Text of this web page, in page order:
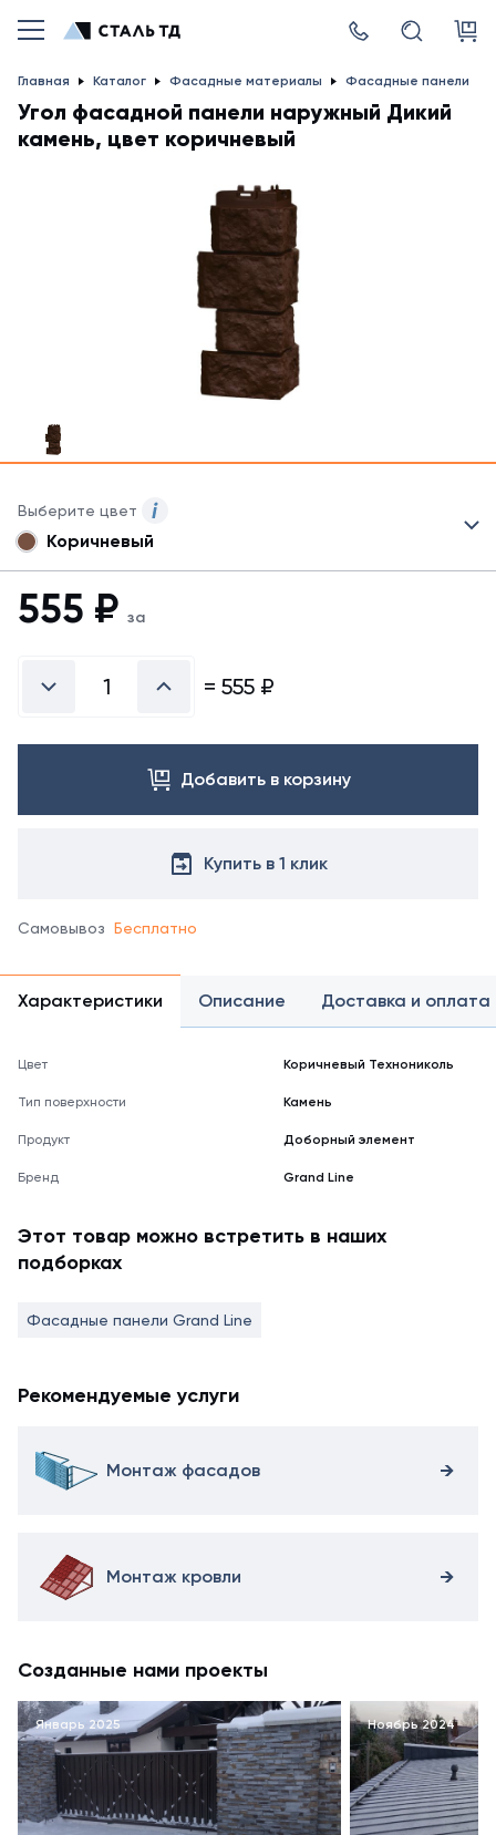
Главная Каталог Фасадные материалы Фасадные панели
Угол фасадной панели наружный Дикий
камень, цвет коричневый
Выберите цвет
Для
данного
могут
цвета.
Для
заказа
другого
обратитесь
Коричневый
555 ₽ за
= 555 ₽
Добавить в корзину
Купить в 1 клик
Самовывоз Бесплатно
Характеристики Описание Доставка и оплата
Цвет Коричневый Технониколь
Тип поверхности Камень
Продукт Доборный элемент
Бренд Grand Line
Этот товар можно встретить в наших
подборках
Фасадные панели Grand Line
Рекомендуемые услуги
Монтаж фасадов
Монтаж кровли
Созданные нами проекты
Январь 2025 Ноябрь 2024